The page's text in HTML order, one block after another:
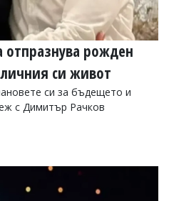
рожден
си живот
си за бъдещето и
с Димитър Рачков